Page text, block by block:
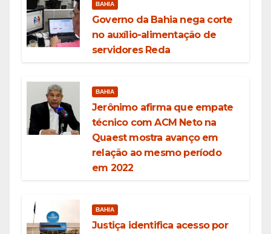
BAHIA
Governo da Bahia nega corte
no auxílio-alimentação de
servidores Reda
BAHIA
Jerônimo afirma que empate
técnico com ACM Neto na
Quaest mostra avanço em
relação ao mesmo período
em 2022
BAHIA
Justiça identifica acesso por